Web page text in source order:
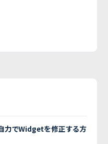
力でWidgetを修正する方